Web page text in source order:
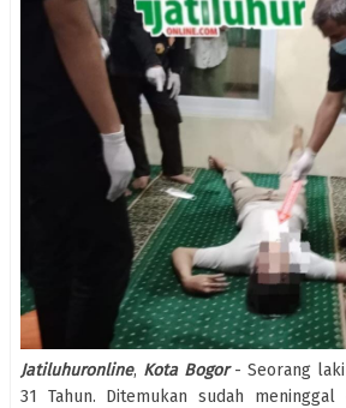
Jatiluhuronline, Kota Bogor- Seorang
31 Tahun. Ditemukan sudah